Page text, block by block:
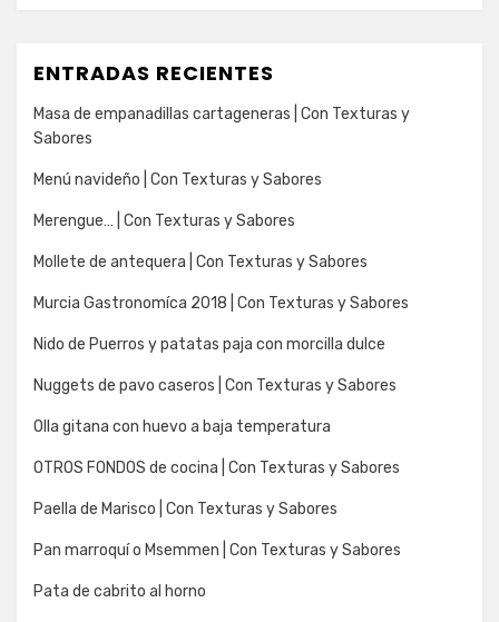
ENTRADAS RECIENTES
Masa de empanadillas cartageneras | Con Texturas y
Sabores
Menú navideño | Con Texturas y Sabores
Merengue… | Con Texturas y Sabores
Mollete de antequera | Con Texturas y Sabores
Murcia Gastronomíca 2018 | Con Texturas y Sabores
Nido de Puerros y patatas paja con morcilla dulce
Nuggets de pavo caseros | Con Texturas y Sabores
Olla gitana con huevo a baja temperatura
OTROS FONDOS de cocina | Con Texturas y Sabores
Paella de Marisco | Con Texturas y Sabores
Pan marroquí o Msemmen | Con Texturas y Sabores
Pata de cabrito al horno